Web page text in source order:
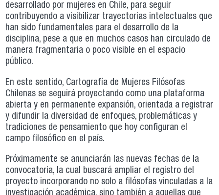
desarrollado por mujeres en Chile, para seguir
contribuyendo a visibilizar trayectorias intelectuales que
han sido fundamentales para el desarrollo de la
disciplina, pese a que en muchos casos han circulado de
manera fragmentaria o poco visible en el espacio
público.
En este sentido, Cartografía de Mujeres Filósofas
Chilenas se seguirá proyectando como una plataforma
abierta y en permanente expansión, orientada a registrar
y difundir la diversidad de enfoques, problemáticas y
tradiciones de pensamiento que hoy configuran el
campo filosófico en el país.
Próximamente se anunciarán las nuevas fechas de la
convocatoria, la cual buscará ampliar el registro del
proyecto incorporando no solo a filósofas vinculadas a la
investigación académica, sino también a aquellas que